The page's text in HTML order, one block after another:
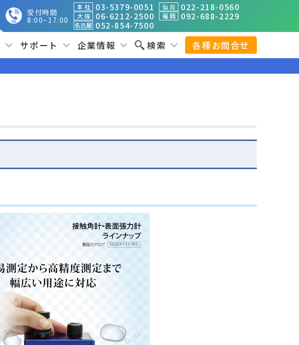
受付時間
8:00~17:00
本 社 03-5379-0051 仙 台 022-218-0560
大 阪 06-6212-2500 福 岡 092-688-2229
名古屋 052-854-7500
サポート 企業情報 検索 各種お問合せ